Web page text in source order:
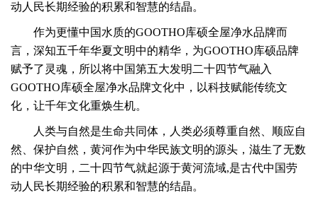
动人民长期经验的积累和智慧的结晶。
作为更懂中国水质的GOOTHO库硕全屋净水品牌而
言，深知五千年华夏文明中的精华，为GOOTHO库硕品牌
赋予了灵魂，所以将中国第五大发明二十四节气融入
GOOTHO库硕全屋净水品牌文化中，以科技赋能传统文
化，让千年文化重焕生机。
人类与自然是生命共同体，人类必须尊重自然、顺应自
然、保护自然，黄河作为中华民族文明的源头，滋生了无数
的中华文明， 二十四节气就起源于黄河流域,是古代中国劳
动人民长期经验的积累和智慧的结晶。